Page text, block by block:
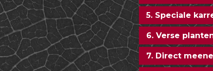
5. Speciale
6. Verse
7. Direct